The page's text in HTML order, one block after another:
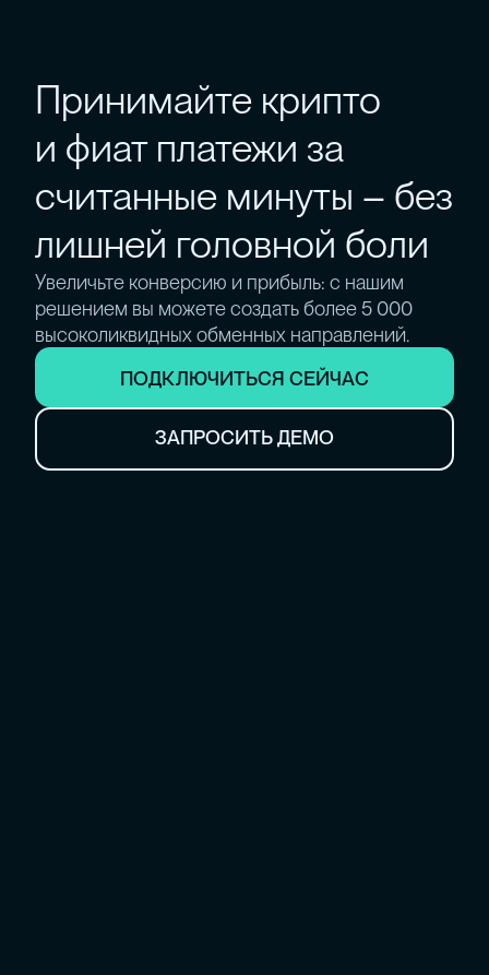
Принимайте крипто
и фиат платежи за
считанные минуты – без
лишней головной боли
Увеличьте конверсию и прибыль: с нашим
решением вы можете создать более 5 000
высоколиквидных обменных направлений.
ПОДКЛЮЧИТЬСЯ СЕЙЧАС
ЗАПРОСИТЬ ДЕМО